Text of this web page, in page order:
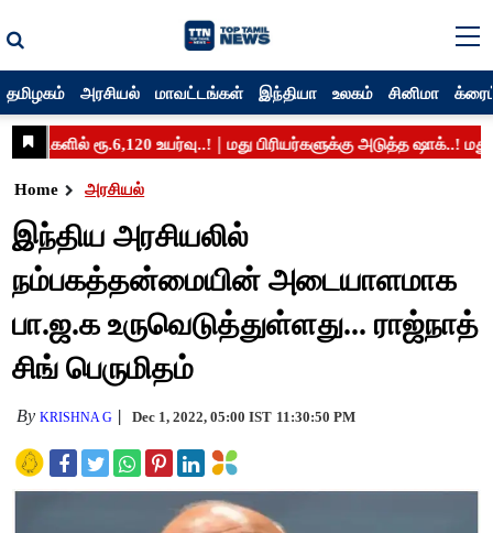
தமிழகம் அரசியல் மாவட்டங்கள் இந்தியா உலகம் சினிமா
Home அரசியல்
இந்திய அரசியலில்
நம்பகத்தன்மையின் அடையாளமாக
பா.ஜ.க உருவெடுத்துள்ளது... ராஜ்நாத்
சிங் பெருமிதம்
ByKRISHNA G Dec 1, 2022, 05:00 IST 11:30:50 PM